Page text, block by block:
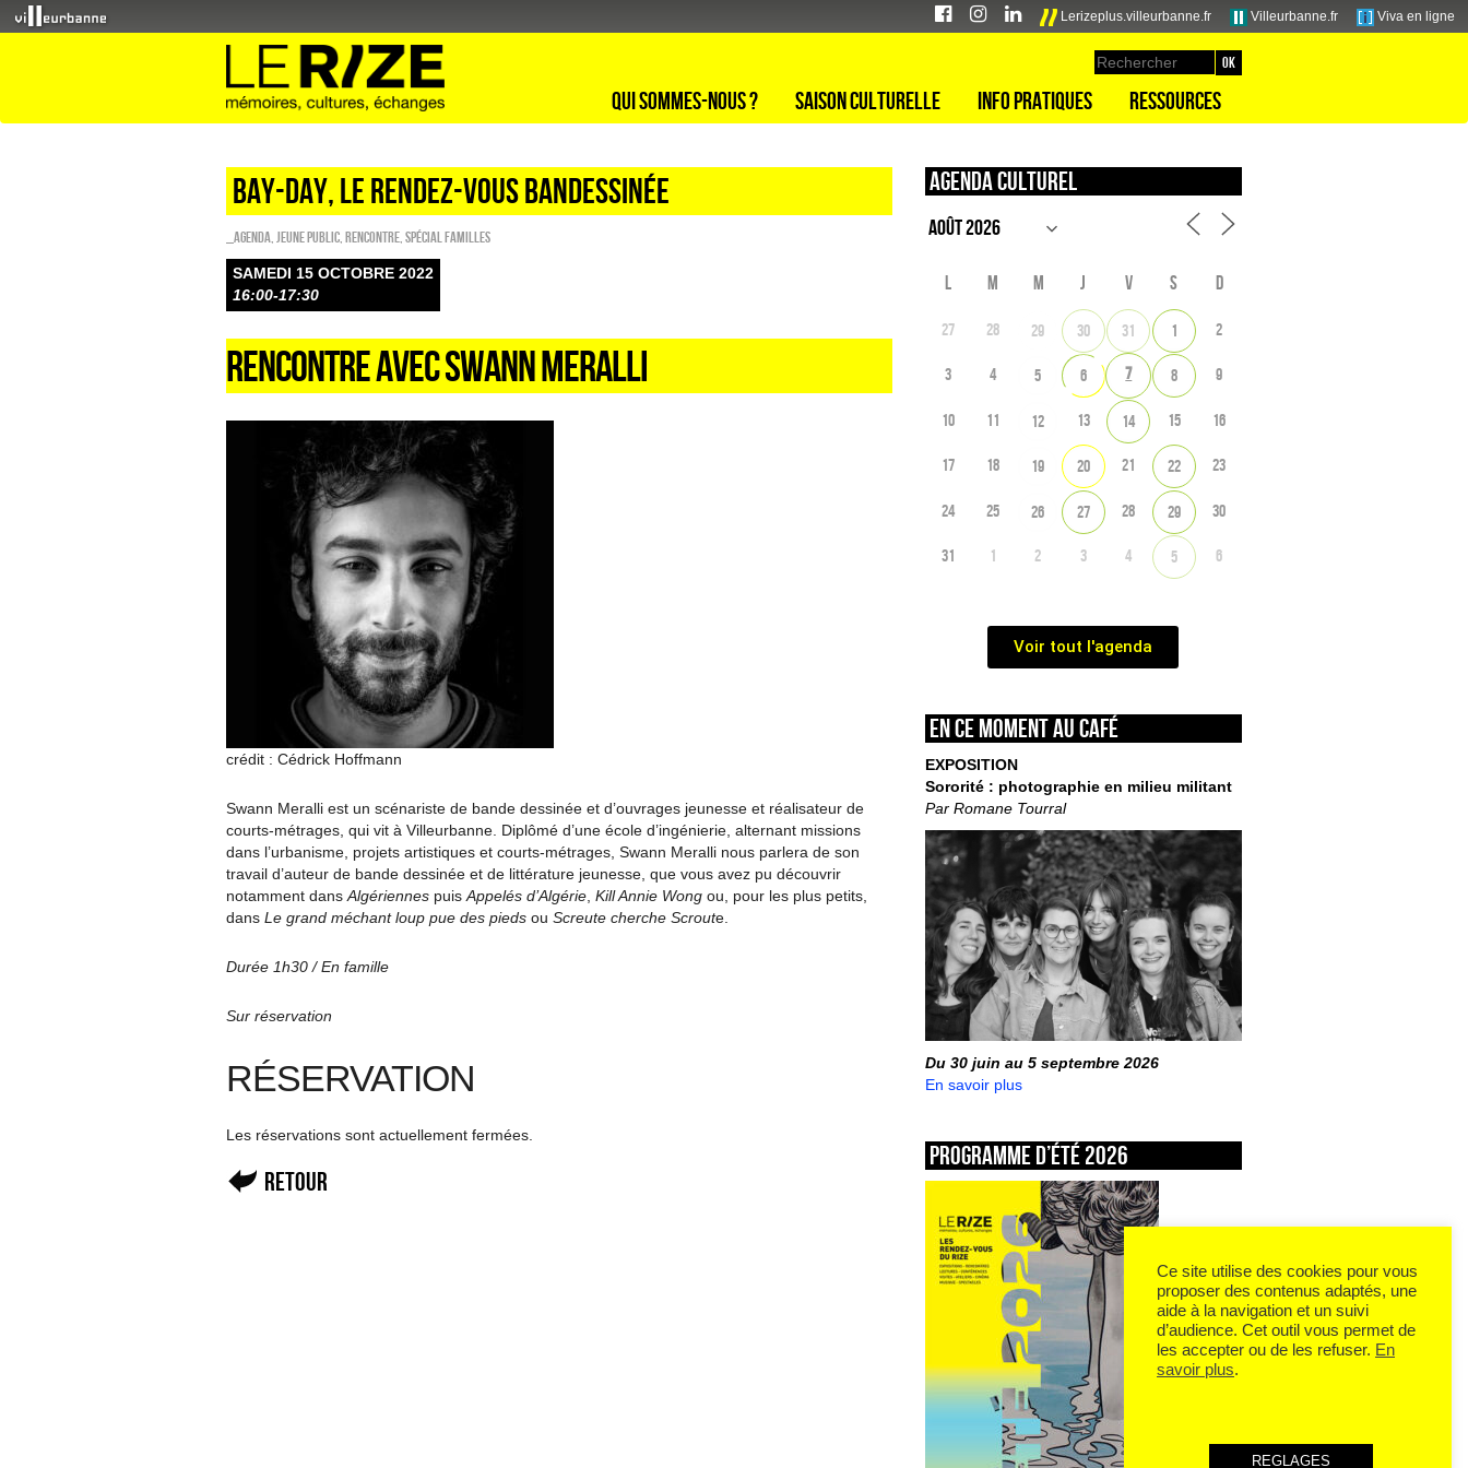
Lerizeplus.villeurbanne.fr Villeurbanne.fr Viva en ligne
Qui sommes-nous ? Saison culturelle Info pratiques Ressources
Bay-day, le rendez-vous bandessinée
_Agenda Jeune public Rencontre Spécial familles
SAMEDI 15 OCTOBRE 2022
16:00-17:30
RENCONTRE AVEC SWANN MERALLI
crédit : Cédrick Hoffmann
Swann Meralli est un scénariste de bande dessinée et d’ouvrages jeunesse et réalisateur de
courts-métrages, qui vit à Villeurbanne. Diplômé d’une école d’ingénierie, alternant missions
dans l’urbanisme, projets artistiques et courts-métrages, Swann Meralli nous parlera de son
travail d’auteur de bande dessinée et de littérature jeunesse, que vous avez pu découvrir
notamment dans Algériennes puis Appelés d’Algérie Kill Annie Wong ou, pour les plus petits,
dans Le grand méchant loup pue des pieds ou Screute cherche Scroute.
Durée 1h30 / En famille
Sur réservation
RÉSERVATION
Les réservations sont actuellement fermées.
Retour
Agenda culturel
L M M J V S D
27 28 29 30 31 1 2
3 4 5 6 7 8 9
10 11 12 13 14 15 16
17 18 19 20 21 22 23
24 25 26 27 28 29 30
31 1 2 3 4 5 6
Voir tout l'agenda
En ce moment au café
EXPOSITION
Sororité : photographie en milieu militant
Par Romane Tourral
Du 30 juin au 5 septembre 2026
En savoir plus
Programme d’été 2026
Ce site utilise des cookies pour vous
proposer des contenus adaptés, une
aide à la navigation et un suivi
d’audience. Cet outil vous permet de
les accepter ou de les refuser. En
savoir plus.
REGLAGES